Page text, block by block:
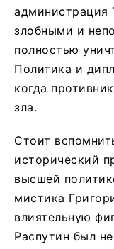
администрация
злобными и
полностью
Политика и
когда
зла.
Стоит
исторический
высшей
мистика
влиятельную
Распутин был